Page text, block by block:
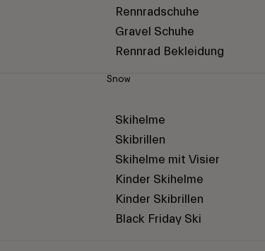
Rennradschuhe
Gravel Schuhe
Rennrad Bekleidung
Snow
Skihelme
Skibrillen
Skihelme mit Visier
Kinder Skihelme
Kinder Skibrillen
Black Friday Ski